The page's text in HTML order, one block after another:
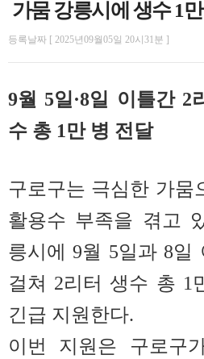
가뭄 강릉시에 생수 1
등록날짜 [ 2025년09월05일 20시31분 ]
9월 5일·8일 이틀간 2
수 총 1만 병 전달
구로구는 극심한 가뭄
활용수 부족을 겪고
릉시에 9월 5일과 8일
걸쳐 2리터 생수 총 1
긴급 지원한다.
이번 지원은 구로구